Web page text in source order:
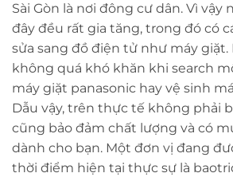
Sài Gòn là nơi đông cư dân. Vì vậy
đây đều rất gia tăng, trong đó có
sửa sang đồ điện tử như máy giặt.
không quá khó khăn khi search
máy giặt panasonic hay vệ sinh
Dẫu vậy, trên thực tế không phải
cũng bảo đảm chất lượng và có
dành cho bạn. Một đơn vị đang
thời điểm hiện tại thực sự là